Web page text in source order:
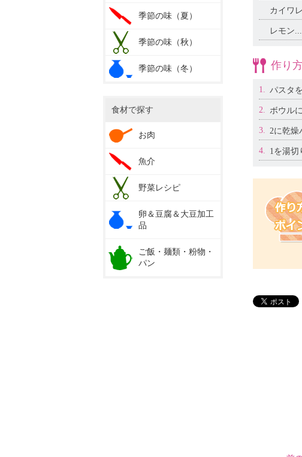
カイワ
レモン
作り
1. パスタ
2. ボウル
3. 2に乾燥
4. 1を湯切
季節の味（夏）
季節の味（秋）
季節の味（冬）
食材で探す
お肉
魚介
野菜レシピ
卵＆豆腐＆大豆加工
品
ご飯・麺類・粉物・
パン